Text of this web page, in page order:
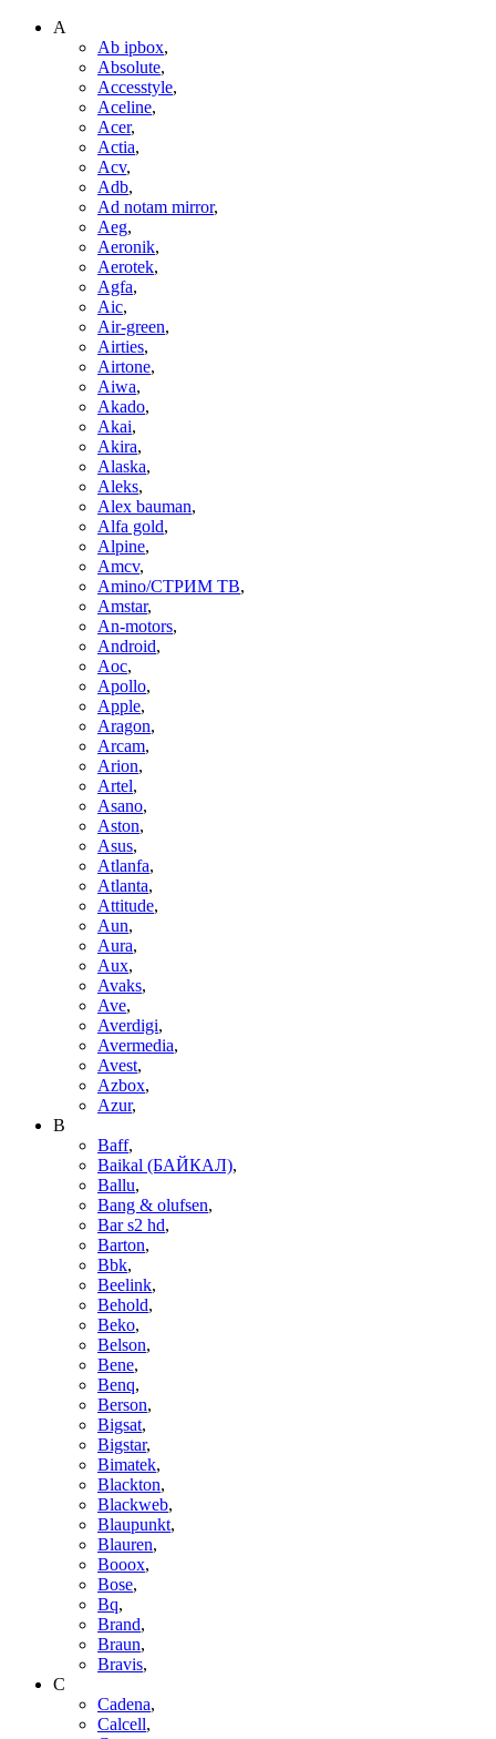
A
Ab ipbox,
Absolute,
Accesstyle,
Aceline,
Acer,
Actia,
Acv,
Adb,
Ad notam mirror,
Aeg,
Aeronik,
Aerotek,
Agfa,
Aic,
Air-green,
Airties,
Airtone,
Aiwa,
Akado,
Akai,
Akira,
Alaska,
Aleks,
Alex bauman,
Alfa gold,
Alpine,
Amcv,
Amino/СТРИМ ТВ,
Amstar,
An-motors,
Android,
Aoc,
Apollo,
Apple,
Aragon,
Arcam,
Arion,
Artel,
Asano,
Aston,
Asus,
Atlanfa,
Atlanta,
Attitude,
Aun,
Aura,
Aux,
Avaks,
Ave,
Averdigi,
Avermedia,
Avest,
Azbox,
Azur,
B
Baff,
Baikal (БАЙКАЛ),
Ballu,
Bang & olufsen,
Bar s2 hd,
Barton,
Bbk,
Beelink,
Behold,
Beko,
Belson,
Bene,
Benq,
Berson,
Bigsat,
Bigstar,
Bimatek,
Blackton,
Blackweb,
Blaupunkt,
Blauren,
Booox,
Bose,
Bq,
Brand,
Braun,
Bravis,
C
Cadena,
Calcell,